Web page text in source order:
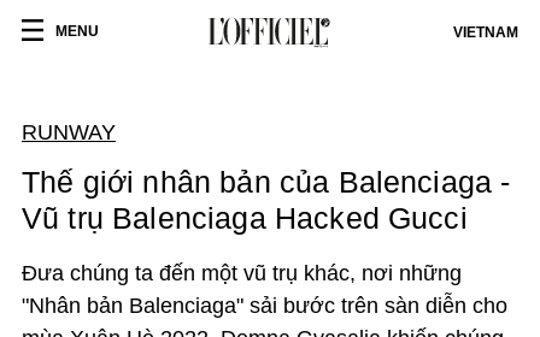
MENU VIETNAM
RUNWAY
Thế giới nhân bản của Balenciaga -
Vũ trụ Balenciaga Hacked Gucci
Đưa chúng ta đến một vũ trụ khác, nơi những
"Nhân bản Balenciaga" sải bước trên sàn diễn cho